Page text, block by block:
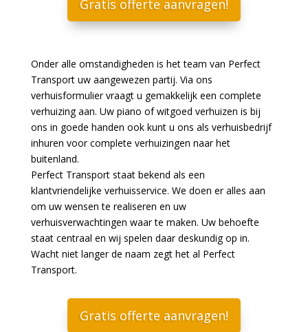
Gratis offerte aanvragen!
Onder alle omstandigheden is het team van Perfect
Transport uw aangewezen partij. Via ons
verhuisformulier vraagt u gemakkelijk een complete
verhuizing aan. Uw piano of witgoed verhuizen is bij
ons in goede handen ook kunt u ons als verhuisbedrijf
inhuren voor complete verhuizingen naar het
buitenland.
Perfect Transport staat bekend als een
klantvriendelijke verhuisservice. We doen er alles aan
om uw wensen te realiseren en uw
verhuisverwachtingen waar te maken. Uw behoefte
staat centraal en wij spelen daar deskundig op in.
Wacht niet langer de naam zegt het al Perfect
Transport.
Gratis offerte aanvragen!